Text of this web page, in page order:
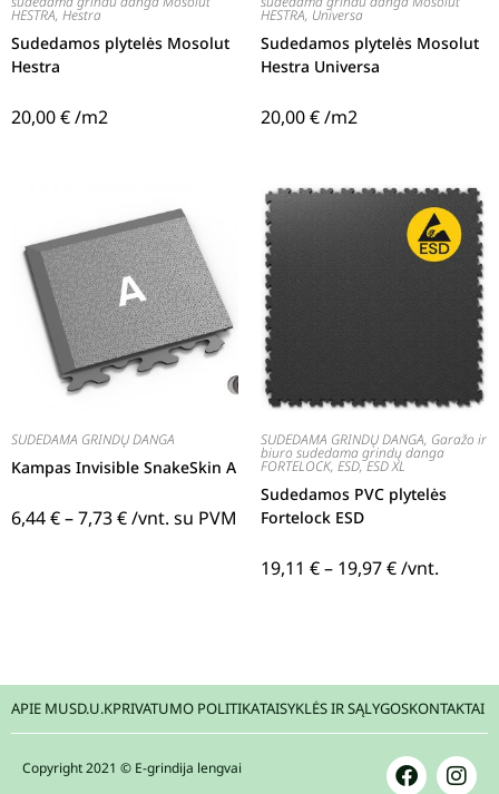
HESTRA, Hestra
Sudedamos plytelės Mosolut
Hestra
20,00€/m2
HESTRA, Universa
Sudedamos plytelės Mosolut
Hestra Universa
20,00€/m2
SUDEDAMA GRINDŲ DANGA
Kampas Invisible SnakeSkin A
6,44€–7,73€/vnt. su PVM
SUDEDAMA GRINDŲ DANGA, Garažo ir
biuro sudedama grindų danga
FORTELOCK, ESD, ESD XL
Sudedamos PVC plytelės
Fortelock ESD
19,11 €– 19,97€/vnt.
APIE MUSD.U.KPRIVATUMO POLITIKATAISYKLĖS IR SĄLYGOSKONTAKTAI
Copyright 2021 © E-grindija lengvai